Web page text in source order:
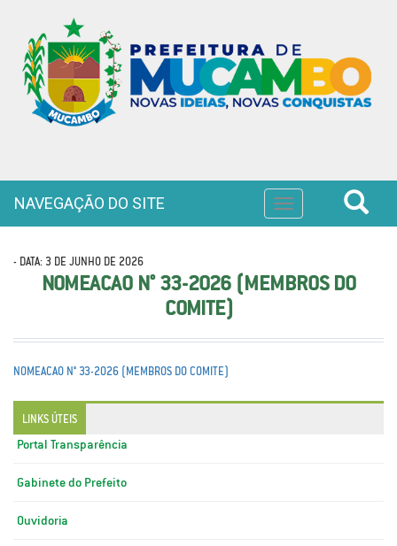
Toggle
navigation
NAVEGAÇÃO DO SITE
- DATA: 3 DE JUNHO DE 2026
NOMEACAO N° 33-2026 (MEMBROS DO
COMITE)
NOMEACAO N° 33-2026 (MEMBROS DO COMITE)
LINKS ÚTEIS
Portal Transparência
Gabinete do Prefeito
Ouvidoria